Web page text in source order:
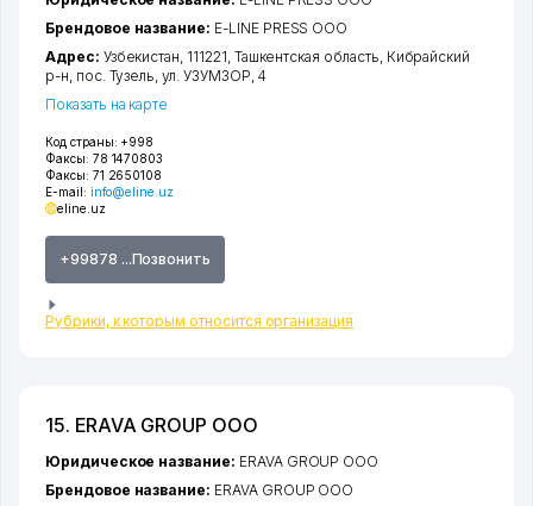
Код страны: +998
Факсы: 78 1470803
Факсы: 71 2650108
E-mail: info@eline.uz
eline.uz
+99878 ...Позвонить
Рубрики, к которым относится организация
Брендовое название: E-LINE PRESS ООО
Адрес: Узбекистан, 111221, Ташкентская область Кибрайский
р-н пос. Тузель ,ул. УЗУМЗОР , 4
Показать на карте
15. ERAVA GROUP ООО
Юридическое название: ERAVA GROUP ООО
Брендовое название: ERAVA GROUP ООО